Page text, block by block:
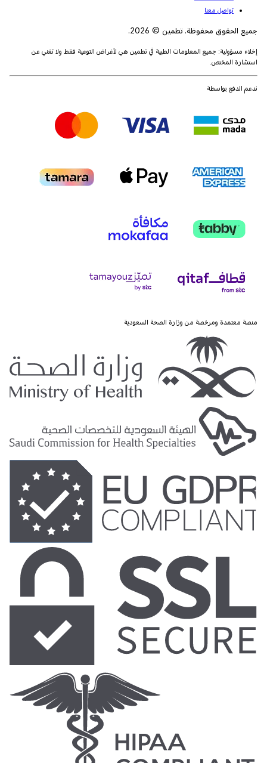
تواصل معنا
جميع الحقوق محفوظة. تطمين © 2026.
إخلاء مسؤولية: جميع المعلومات الطبية في تطمين هي لأغراض التوعية فقط ولا تغني عن
استشارة المختص.
ندعم الدفع بواسطة
منصة معتمدة ومرخصة من وزارة الصحة السعودية